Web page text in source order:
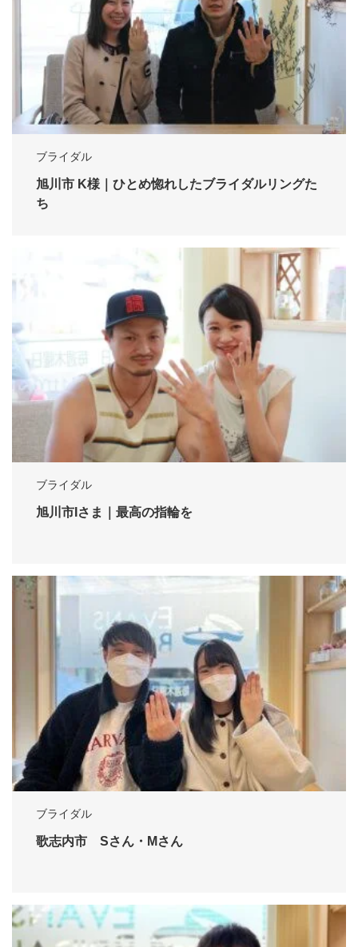
ブライダル
旭川市 K様｜ひとめ惚れしたブライダルリングた
ち
ブライダル
旭川市Iさま｜最高の指輪を
ブライダル
歌志内市 Sさん・Mさん